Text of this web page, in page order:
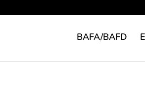
BAFA/BAFD